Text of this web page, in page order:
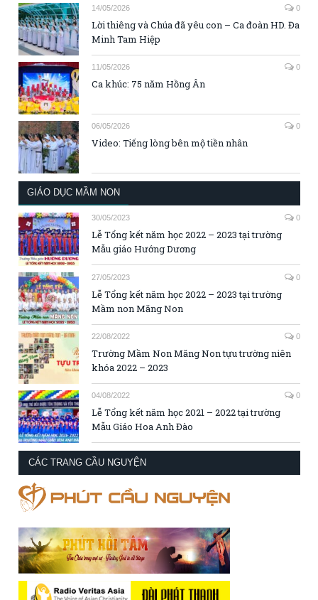
14/05/2026 0
Lời thiêng và Chúa đã yêu con – Ca đoàn HD. Đa
Minh Tam Hiệp
11/05/2026 0
Ca khúc: 75 năm Hồng Ân
06/05/2026 0
Video: Tiếng lòng bên mộ tiền nhân
GIÁO DỤC MẦM NON
30/05/2023 0
Lễ Tổng kết năm học 2022 – 2023 tại trường
Mẫu giáo Hướng Dương
27/05/2023 0
Lễ Tổng kết năm học 2022 – 2023 tại trường
Mầm non Măng Non
22/08/2022 0
Trường Mầm Non Măng Non tựu trường niên
khóa 2022 – 2023
04/08/2022 0
Lễ Tổng kết năm học 2021 – 2022 tại trường
Mẫu Giáo Hoa Anh Đào
CÁC TRANG CẦU NGUYỆN